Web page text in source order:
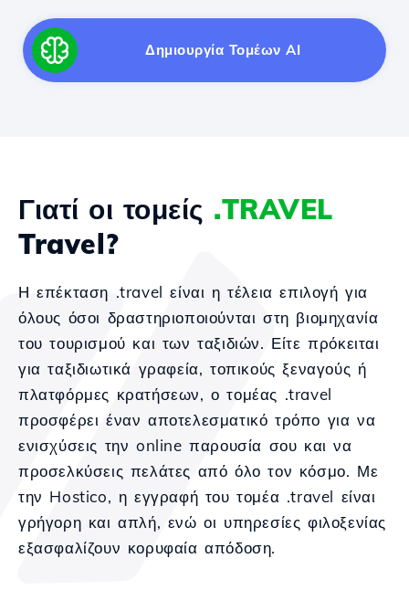
Δημιουργία Τομέων AI
Γιατί οι τομείς .TRAVEL
Travel?
Η επέκταση .travel είναι η τέλεια επιλογή για
όλους όσοι δραστηριοποιούνται στη βιομηχανία
του τουρισμού και των ταξιδιών. Είτε πρόκειται
για ταξιδιωτικά γραφεία, τοπικούς ξεναγούς ή
πλατφόρμες κρατήσεων, ο τομέας .travel
προσφέρει έναν αποτελεσματικό τρόπο για να
ενισχύσεις την online παρουσία σου και να
προσελκύσεις πελάτες από όλο τον κόσμο. Με
την Hostico, η εγγραφή του τομέα .travel είναι
γρήγορη και απλή, ενώ οι υπηρεσίες φιλοξενίας
εξασφαλίζουν κορυφαία απόδοση.